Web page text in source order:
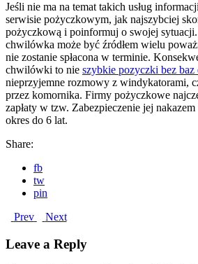
Jeśli nie ma na temat takich usług
serwisie pożyczkowym, jak najszybciej
pożyczkową i poinformuj o swojej
chwilówka może być źródłem wielu
nie zostanie spłacona w terminie.
chwilówki to nie szybkie pozyczki bez baz
nieprzyjemne rozmowy z windykatorami,
przez komornika. Firmy pożyczkowe
zapłaty w tzw. Zabezpieczenie jej nakazem
okres do 6 lat.
Share:
fb
tw
pin
Prev
Next
Leave a Reply